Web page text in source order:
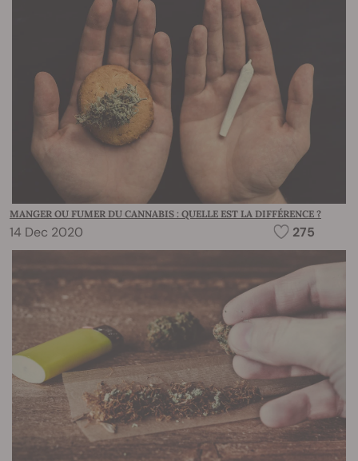
MANGER OU FUMER DU CANNABIS : QUELLE EST LA DIFFÉRENCE ?
14 Dec 2020 275